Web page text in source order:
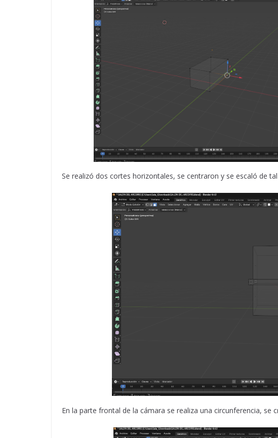
Se realizó dos cortes horizontales, se centraron y se escaló de
En la parte frontal de la cámara se realiza una circunferencia, se